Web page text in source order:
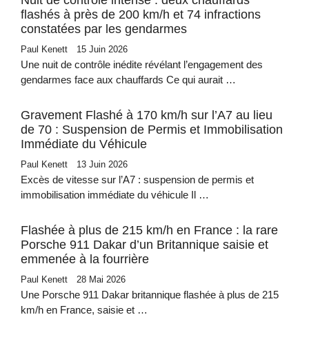
flashés à près de 200 km/h et 74 infractions
constatées par les gendarmes
Paul Kenett 15 Juin 2026
Une nuit de contrôle inédite révélant l’engagement des
gendarmes face aux chauffards Ce qui aurait …
Gravement Flashé à 170 km/h sur l’A7 au lieu
de 70 : Suspension de Permis et Immobilisation
Immédiate du Véhicule
Paul Kenett 13 Juin 2026
Excès de vitesse sur l’A7 : suspension de permis et
immobilisation immédiate du véhicule Il …
Flashée à plus de 215 km/h en France : la rare
Porsche 911 Dakar d’un Britannique saisie et
emmenée à la fourrière
Paul Kenett 28 Mai 2026
Une Porsche 911 Dakar britannique flashée à plus de 215
km/h en France, saisie et …